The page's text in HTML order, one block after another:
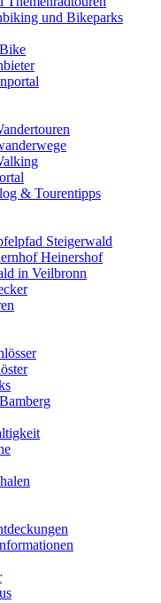
und Bikeparks
& Tourentipps
Steigerwald
Heinershof
in Veilbronn